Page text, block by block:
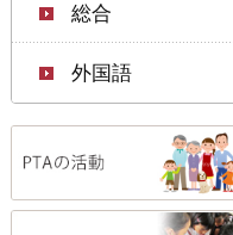
総合
外国語